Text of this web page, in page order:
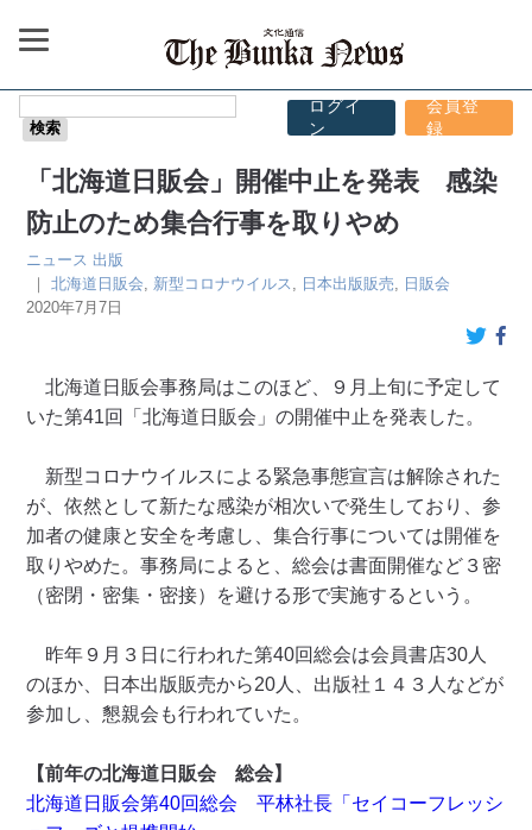
ログイ
ン
会員登
録
「北海道日販会」開催中止を発表 感染
防止のため集合行事を取りやめ
ニュース 出版
｜北海道日販会 新型コロナウイルス 日本出版販売
日販会
2020年7月7日
北海道日販会事務局はこのほど、９月上旬に予定して
いた第41回「北海道日販会」の開催中止を発表した。
新型コロナウイルスによる緊急事態宣言は解除された
が、依然として新たな感染が相次いで発生しており、参
加者の健康と安全を考慮し、集合行事については開催を
取りやめた。事務局によると、総会は書面開催など３密
（密閉・密集・密接）を避ける形で実施するという。
昨年９月３日に行われた第40回総会は会員書店30人
のほか、日本出版販売から20人、出版社１４３人などが
参加し、懇親会も行われていた。
【前年の北海道日販会 総会】
北海道日販会第40回総会 平林社長「セイコーフレッシ